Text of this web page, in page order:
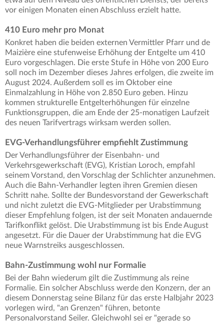
vor einigen Monaten einen Abschluss erzielt hatte.
410 Euro mehr pro Monat
Konkret haben die beiden externen Vermittler Pfarr und de
Maizière eine stufenweise Erhöhung der Entgelte um 410
Euro vorgeschlagen. Die erste Stufe in Höhe von 200 Euro
soll noch im Dezember dieses Jahres erfolgen, die zweite im
August 2024. Außerdem soll es im Oktober eine
Einmalzahlung in Höhe von 2.850 Euro geben. Hinzu
kommen strukturelle Entgelterhöhungen für einzelne
Funktionsgruppen, die am Ende der 25-monatigen Laufzeit
des neuen Tarifvertrags wirksam werden sollen.
EVG-Verhandlungsführer empfiehlt Zustimmung
Der Verhandlungsführer der Eisenbahn- und
Verkehrsgewerkschaft (EVG), Kristian Loroch, empfahl
seinem Vorstand, den Vorschlag der Schlichter anzunehmen.
Auch die Bahn-Verhandler legten ihren Gremien diesen
Schritt nahe. Sollte der Bundesvorstand der Gewerkschaft
und nicht zuletzt die EVG-Mitglieder per Urabstimmung
dieser Empfehlung folgen, ist der seit Monaten andauernde
Tarifkonflikt gelöst. Die Urabstimmung ist bis Ende August
angesetzt. Für die Dauer der Urabstimmung hat die EVG
neue Warnstreiks ausgeschlossen.
Bahn-Zustimmung wohl nur Formalie
Bei der Bahn wiederum gilt die Zustimmung als reine
Formalie. Ein solcher Abschluss werde den Konzern, der an
diesem Donnerstag seine Bilanz für das erste Halbjahr 2023
vorlegen wird, "an Grenzen" führen, betonte
Personalvorstand Seiler. Gleichwohl sei er "gerade so